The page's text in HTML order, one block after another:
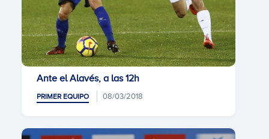
Ante el Alavés, a las 12h
PRIMER EQUIPO 08/03/2018